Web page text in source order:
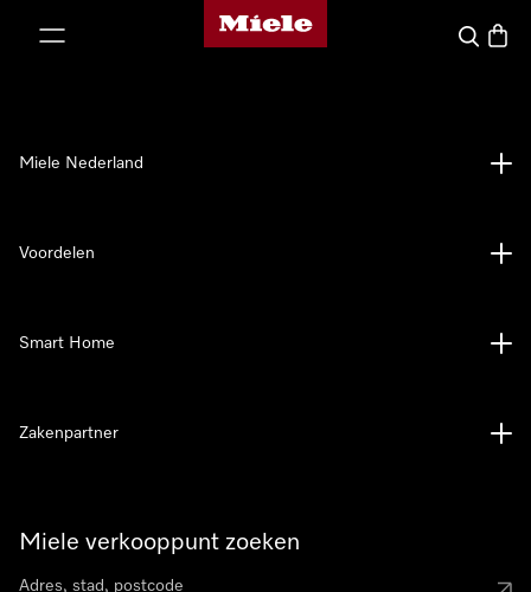
Homepage van Miele
Wat zoek
Miele verkooppunt zoeken
Miele Nederland
Voordelen
Smart Home
Zakenpartner